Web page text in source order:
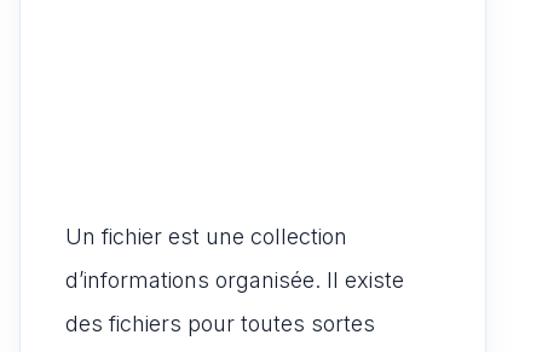
Un fichier est une collection
d’informations organisée. Il existe
des fichiers pour toutes sortes